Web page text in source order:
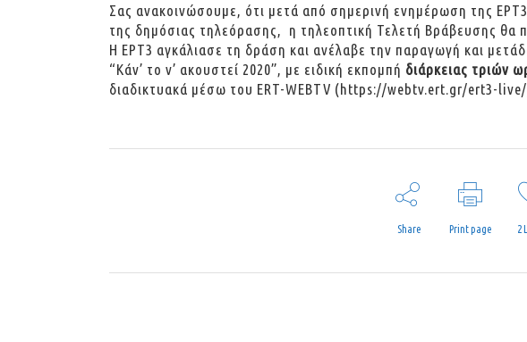
Σας ανακοινώσουμε, ότι μετά από σημερινή ενημέρωση της
της δημόσιας τηλεόρασης, η τηλεοπτική Τελετή Βράβευσης θα
Η ΕΡΤ3 αγκάλιασε τη δράση και ανέλαβε την παραγωγή και
“Κάν’ το ν’ ακουστεί 2020”, με ειδική εκπομπή διάρκειας τριών
διαδικτυακά μέσω του ERT-WEBTV (https://webtv.ert.gr/ert3-live/
Share Print page 2